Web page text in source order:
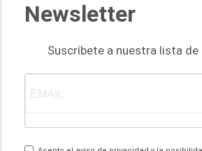
Newsletter
Suscríbete a nuestra lista